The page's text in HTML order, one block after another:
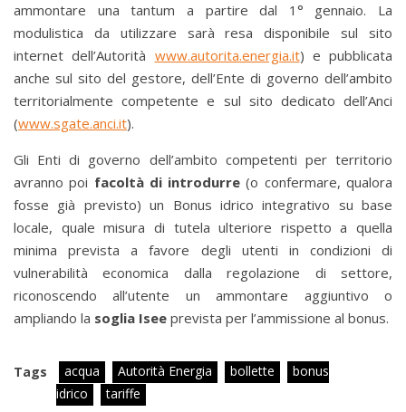
ammontare una tantum a partire dal 1° gennaio. La
modulistica da utilizzare sarà resa disponibile sul sito
internet dell’Autorità www.autorita.energia.it) e pubblicata
anche sul sito del gestore, dell’Ente di governo dell’ambito
territorialmente competente e sul sito dedicato dell’Anci
(www.sgate.anci.it).
Gli Enti di governo dell’ambito competenti per territorio
avranno poi facoltà di introdurre (o confermare, qualora
fosse già previsto) un Bonus idrico integrativo su base
locale, quale misura di tutela ulteriore rispetto a quella
minima prevista a favore degli utenti in condizioni di
vulnerabilità economica dalla regolazione di settore,
riconoscendo all’utente un ammontare aggiuntivo o
ampliando la soglia Isee prevista per l’ammissione al bonus.
Tags acqua Autorità Energia bollette
bonus
idrico
tariffe